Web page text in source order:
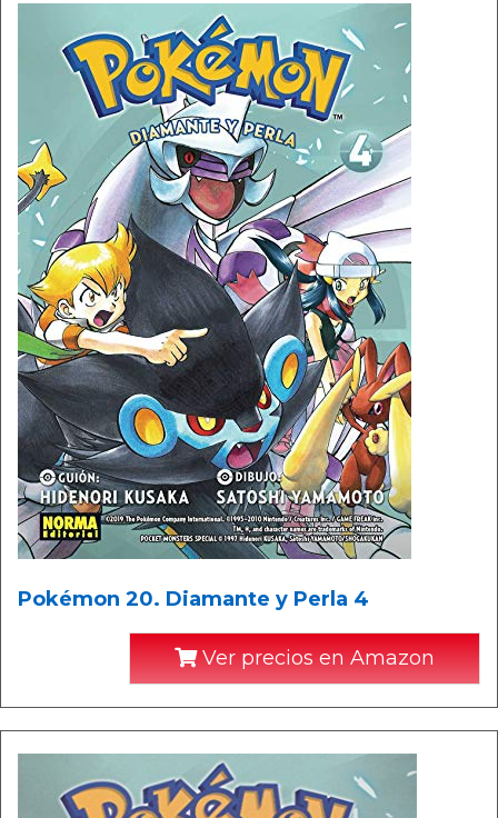
Pokémon 20. Diamante y Perla 4
Ver precios en Amazon